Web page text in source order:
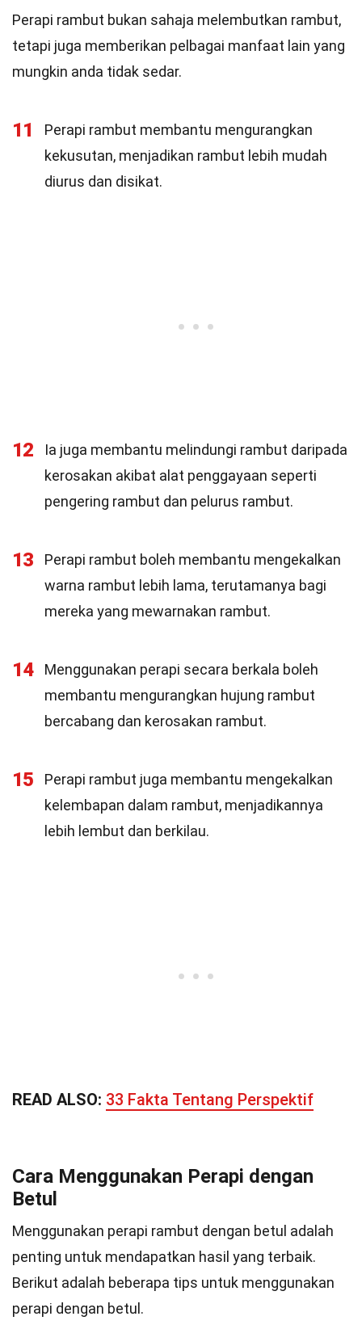
Perapi rambut bukan sahaja melembutkan rambut,
tetapi juga memberikan pelbagai manfaat lain yang
mungkin anda tidak sedar.
11
Perapi rambut membantu mengurangkan
kekusutan, menjadikan rambut lebih mudah
diurus dan disikat.
12
Ia juga membantu melindungi rambut daripada
kerosakan akibat alat penggayaan seperti
pengering rambut dan pelurus rambut.
13
Perapi rambut boleh membantu mengekalkan
warna rambut lebih lama, terutamanya bagi
mereka yang mewarnakan rambut.
14
Menggunakan perapi secara berkala boleh
membantu mengurangkan hujung rambut
bercabang dan kerosakan rambut.
15
Perapi rambut juga membantu mengekalkan
kelembapan dalam rambut, menjadikannya
lebih lembut dan berkilau.
READ ALSO: 33 Fakta Tentang Perspektif
Cara Menggunakan Perapi dengan
Betul
Menggunakan perapi rambut dengan betul adalah
penting untuk mendapatkan hasil yang terbaik.
Berikut adalah beberapa tips untuk menggunakan
perapi dengan betul.